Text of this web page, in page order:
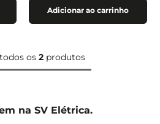
Adicionar ao carrinho
os 2produtos
na SV Elétrica.